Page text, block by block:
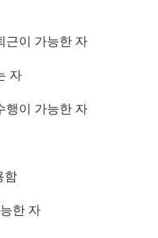
근이 가능한 자
자
행이 가능한 자
함
한 자